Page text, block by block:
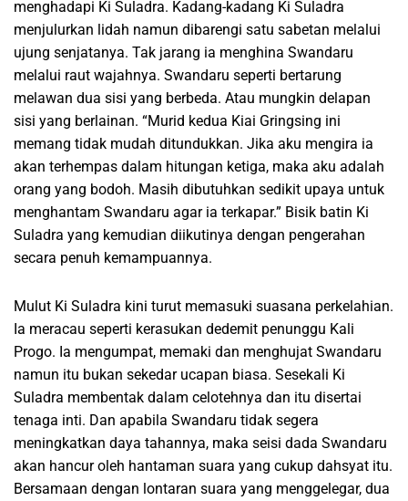
menghadapi Ki Suladra. Kadang-kadang Ki Suladra
menjulurkan lidah namun dibarengi satu sabetan melalui
ujung senjatanya. Tak jarang ia menghina Swandaru
melalui raut wajahnya. Swandaru seperti bertarung
melawan dua sisi yang berbeda. Atau mungkin delapan
sisi yang berlainan. “Murid kedua Kiai Gringsing ini
memang tidak mudah ditundukkan. Jika aku mengira ia
akan terhempas dalam hitungan ketiga, maka aku adalah
orang yang bodoh. Masih dibutuhkan sedikit upaya untuk
menghantam Swandaru agar ia terkapar.” Bisik batin Ki
Suladra yang kemudian diikutinya dengan pengerahan
secara penuh kemampuannya.
Mulut Ki Suladra kini turut memasuki suasana perkelahian.
Ia meracau seperti kerasukan dedemit penunggu Kali
Progo. Ia mengumpat, memaki dan menghujat Swandaru
namun itu bukan sekedar ucapan biasa. Sesekali Ki
Suladra membentak dalam celotehnya dan itu disertai
tenaga inti. Dan apabila Swandaru tidak segera
meningkatkan daya tahannya, maka seisi dada Swandaru
akan hancur oleh hantaman suara yang cukup dahsyat itu.
Bersamaan dengan lontaran suara yang menggelegar, dua